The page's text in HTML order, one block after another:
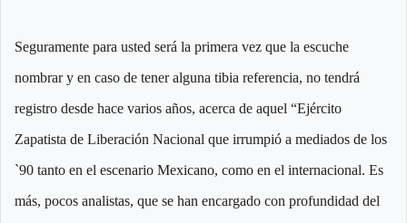
Seguramente para usted será la primera vez que la escuche
nombrar y en caso de tener alguna tibia referencia, no tendrá
registro desde hace varios años, acerca de aquel “Ejército
Zapatista de Liberación Nacional que irrumpió a mediados de los
`90 tanto en el escenario Mexicano, como en el internacional. Es
más, pocos analistas, que se han encargado con profundidad del